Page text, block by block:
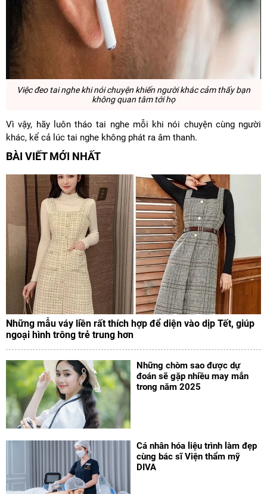
Việc đeo tai nghe khi nói chuyện khiến người khác cảm thấy bạn
không quan tâm tới họ
Vì vậy, hãy luôn tháo tai nghe mỗi khi nói chuyện cùng người
khác, kể cả lúc tai nghe không phát ra âm thanh.
BÀI VIẾT MỚI NHẤT
Những mẫu váy liền rất thích hợp để diện vào dịp Tết, giúp
ngoại hình trông trẻ trung hơn
Những chòm sao được dự
đoán sẽ gặp nhiều may mắn
trong năm 2025
Cá nhân hóa liệu trình làm đẹp
cùng bác sĩ Viện thẩm mỹ
DIVA